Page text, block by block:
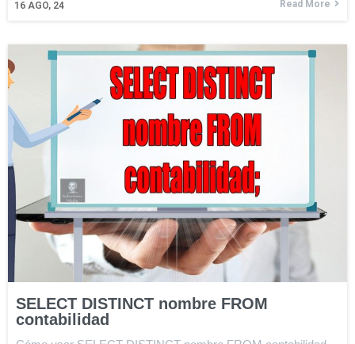
16 AGO, 24 Read More
SELECT DISTINCT nombre FROM
contabilidad